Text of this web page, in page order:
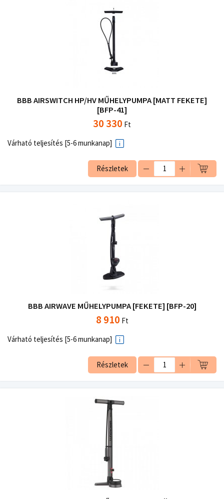
BBB AIRSWITCH HP/HV MŰHELYPUMPA [MATT FEKETE]
[BFP-41]
30 330 Ft
Várható teljesítés [5-6 munkanap]
Részletek
BBB AIRWAVE MŰHELYPUMPA [FEKETE] [BFP-20]
8 910 Ft
Várható teljesítés [5-6 munkanap]
Részletek